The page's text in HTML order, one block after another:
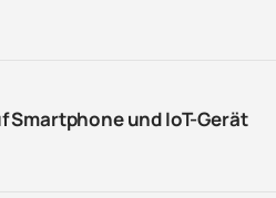
Smartphone und IoT-Gerät